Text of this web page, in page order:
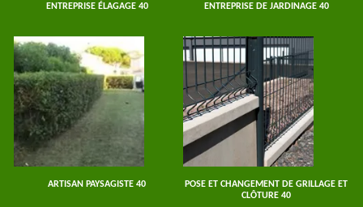
ENTREPRISE ÉLAGAGE 40 ENTREPRISE DE JARDINAGE 40
ARTISAN PAYSAGISTE 40
POSE ET CHANGEMENT DE GRILLAGE ET
CLÔTURE 40